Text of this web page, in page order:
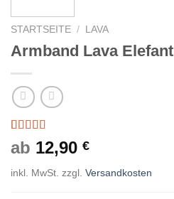
STARTSEITE / LAVA
Armband Lava Elefant
Bewertet
mit5.00von
auf
1
ab 12,90 €
inkl. MwSt. zzgl. Versandkosten